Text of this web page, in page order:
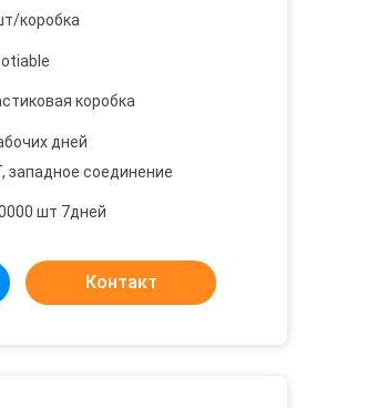
коробка
коробка
дней
западное соединение
шт 7дней
Контакт